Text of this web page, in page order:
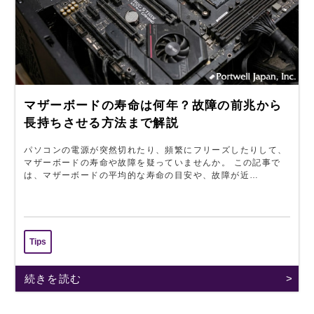
マザーボードの寿命は何年？故障の前兆から
長持ちさせる方法まで解説
パソコンの電源が突然切れたり、頻繁にフリーズしたりして、
マザーボードの寿命や故障を疑っていませんか。 この記事で
は、マザーボードの平均的な寿命の目安や、故障が近…
Tips
続きを読む